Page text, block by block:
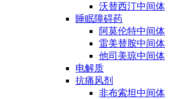
沃替西汀中间体
睡眠障碍药
阿莫伦特中间体
雷美替胺中间体
他司美琼中间体
电解质
抗痛风剂
非布索坦中间体